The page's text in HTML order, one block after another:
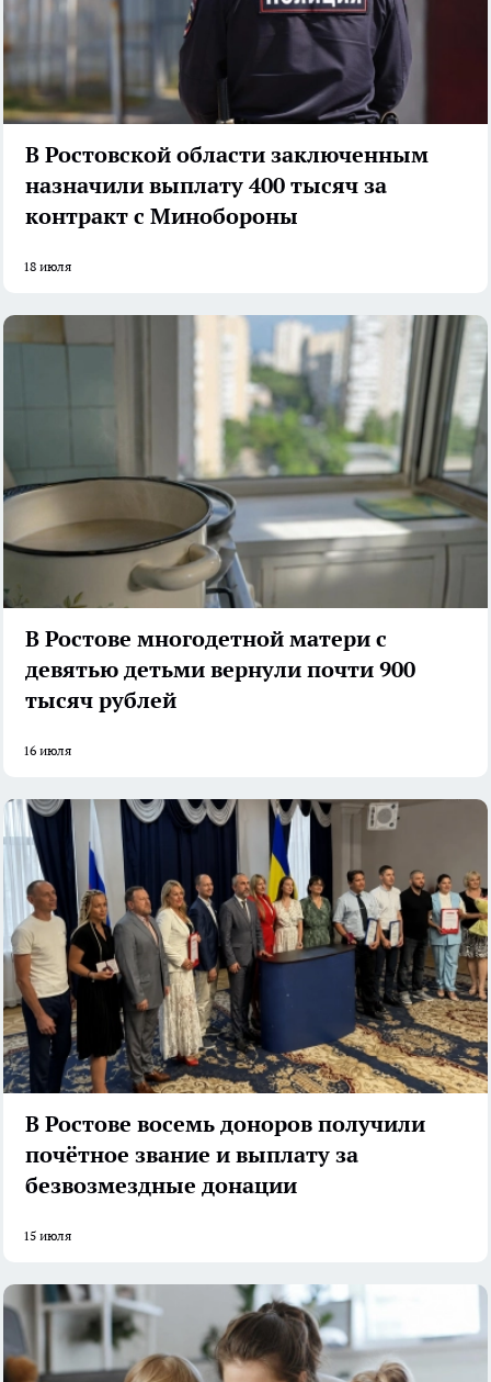
В Ростовской области заключенным
назначили выплату 400 тысяч за
контракт с Минобороны
18 июля
В Ростове многодетной матери с
девятью детьми вернули почти 900
тысяч рублей
16 июля
В Ростове восемь доноров получили
почётное звание и выплату за
безвозмездные донации
15 июля